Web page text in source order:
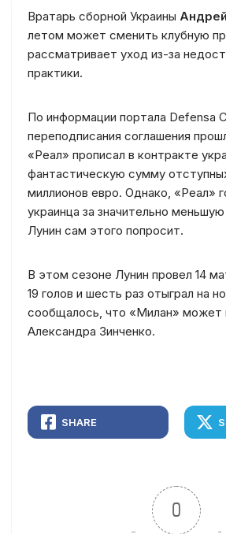
Вратарь сборной Украины
летом может сменить клубную
рассматривает уход из-за
практики.
По информации портала Defensa
переподписания соглашения
«Реал» прописал в контракте
фантастическую сумму
миллионов евро. Однако, «Реал»
украинца за значительно
Лунин сам этого попросит.
В этом сезоне Лунин провел 14
19 голов и шесть раз отыграл на
сообщалось, что «Милан» может
Александра Зинченко.
SHARE
0